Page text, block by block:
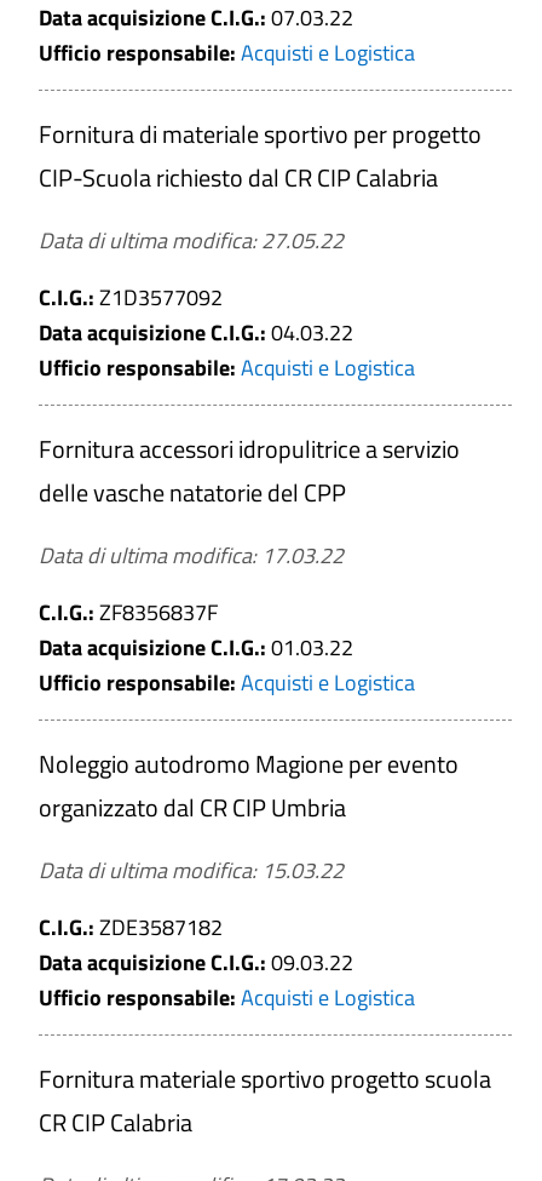
Data acquisizione C.I.G.
a
Gara deserta
CERCA
PULISCI
Data acquisizione C.I.G.:07.03.22
Ufficio responsabile:Acquisti e Logistica
Fornitura di materiale sportivo per progetto
CIP-Scuola richiesto dal CR CIP Calabria
Data di ultima modifica: 27.05.22
C.I.G.:Z1D3577092
Data acquisizione C.I.G.:04.03.22
Ufficio responsabile:Acquisti e Logistica
Fornitura accessori idropulitrice a servizio
delle vasche natatorie del CPP
Data di ultima modifica: 17.03.22
C.I.G.:ZF8356837F
Data acquisizione C.I.G.:01.03.22
Ufficio responsabile:Acquisti e Logistica
Noleggio autodromo Magione per evento
organizzato dal CR CIP Umbria
Data di ultima modifica: 15.03.22
C.I.G.:ZDE3587182
Data acquisizione C.I.G.:09.03.22
Ufficio responsabile:Acquisti e Logistica
Fornitura materiale sportivo progetto scuola
CR CIP Calabria